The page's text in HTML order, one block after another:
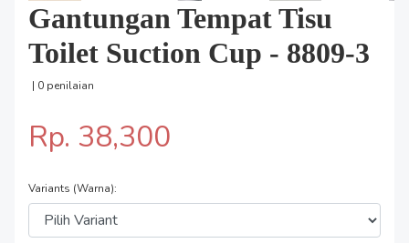
Gantungan Tempat Tisu
Toilet Suction Cup - 8809-3
| 0 penilaian
Rp. 38,300
Variants (Warna):